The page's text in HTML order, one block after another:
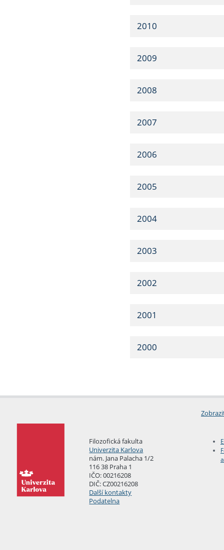
2010
2009
2008
2007
2006
2005
2004
2003
2002
2001
2000
Filozofická fakulta
Univerzita Karlova
nám. Jana Palacha 1/2
116 38 Praha 1
IČO: 00216208
DIČ: CZ00216208
Další kontakty
Podatelna